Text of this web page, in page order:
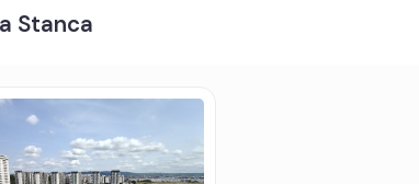
electric;
Stanca